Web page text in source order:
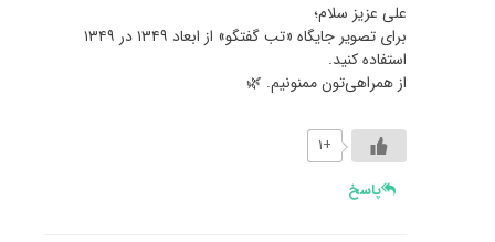
علی عزیز سلام؛
برای تصویر جایگاه «تب گفتگو» از ابعاد ۱۳۴۹ در ۱۳۴۹
استفاده کنید.
از همراهی‌تون ممنونیم. 🌿
+۱
پاسخ